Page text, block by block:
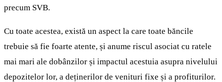
precum SVB.
Cu toate acestea, există un aspect la care toate băncile
trebuie să fie foarte atente, și anume riscul asociat cu ratele
mai mari ale dobânzilor și impactul acestuia asupra nivelului
depozitelor lor, a deținerilor de venituri fixe și a profiturilor.